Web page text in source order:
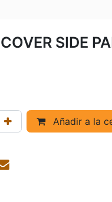
SIDE
Añadir a la